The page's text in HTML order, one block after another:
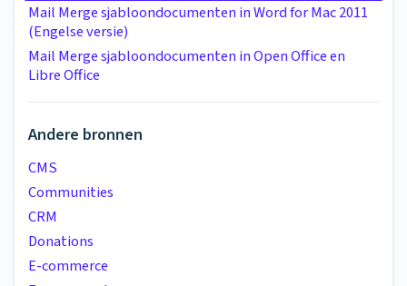
Mail Merge sjabloondocumenten in Word for Mac 2011
(Engelse versie)
Mail Merge sjabloondocumenten in Open Office en
Libre Office
Andere bronnen
CMS
Communities
CRM
Donations
E-commerce